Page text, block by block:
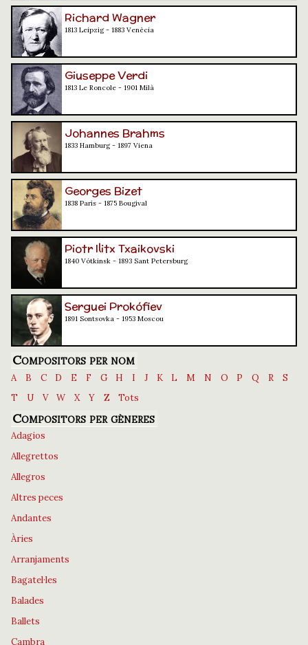
Richard Wagner
1813 Leipzig - 1883 Venècia
Giuseppe Verdi
1813 Le Roncole - 1901 Milà
Johannes Brahms
1833 Hamburg - 1897 Viena
Georges Bizet
1838 París - 1875 Bougival
Piotr Ilitx Txaikovski
1840 Vótkinsk - 1893 Sant Petersburg
Serguei Prokófiev
1891 Sontsovka - 1953 Moscou
Compositors per nom
A B C D E F G H I J K L M N O P Q R
S
T
U V W X Y Z Tots
Compositors per gèneres
Adagios
Allegrettos
Allegros
Altres peces
Andantes
Àries
Arranjaments
Bagatel·les
Balades
Ballets
Cambra